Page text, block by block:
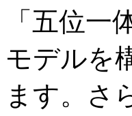
「五位
モデルを
ます。さ